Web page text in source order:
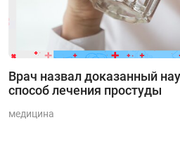
Врач назвал доказанный
способ лечения простуды
медицина